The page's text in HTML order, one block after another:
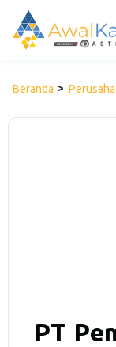
Beranda
PT